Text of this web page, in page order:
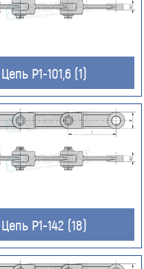
Цепь Р1-101,6 (1)
Цепь Р1-142 (18)